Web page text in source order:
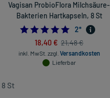
Vagisan ProbioFlora Milchsäure-
Bakterien Hartkapseln, 8 St
5.0
2*
18,40 € 21,48 €
inkl. MwSt. zzgl. Versandkosten
Lieferbar